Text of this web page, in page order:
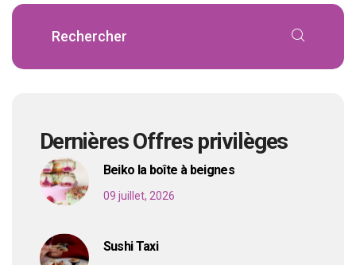
Dernières Offres privilèges
Beiko la boîte à beignes
09 juillet, 2026
Sushi Taxi